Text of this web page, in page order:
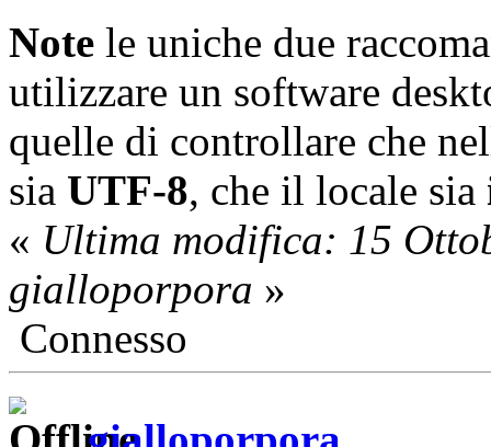
Note le uniche due
utilizzare un software
quelle di controllare che
sia UTF-8, che il locale sia
« Ultima modifica: 15
gialloporpora »
Connesso